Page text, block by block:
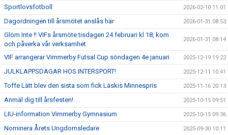
Sportlovsfotboll 2026-02-10 11:01
Dagordningen till årsmötet anslås här 2026-01-31 08:53
Glöm Inte !! VIFs årsmöte tisdagen 24 februari kl 18, kom
och påverka vår verksamhet
2026-01-31 08:14
VIF arrangerar Vimmerby Futsal Cup söndagen 4e januari 2025-12-19 19:22
JULKLAPPSDAGAR HOS INTERSPORT! 2025-12-11 10:41
Toffe Lätt blev den sista som fick Läskis Minnespris 2025-11-16 20:13
Anmäl dig till årsfesten! 2025-10-15 09:51
LIU-information Vimmerby Gymnasium 2025-10-15 09:36
Nominera Årets Ungdomsledare 2025-09-30 10:11